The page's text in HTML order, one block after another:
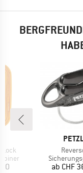
Lock
Artikel
ab CHF